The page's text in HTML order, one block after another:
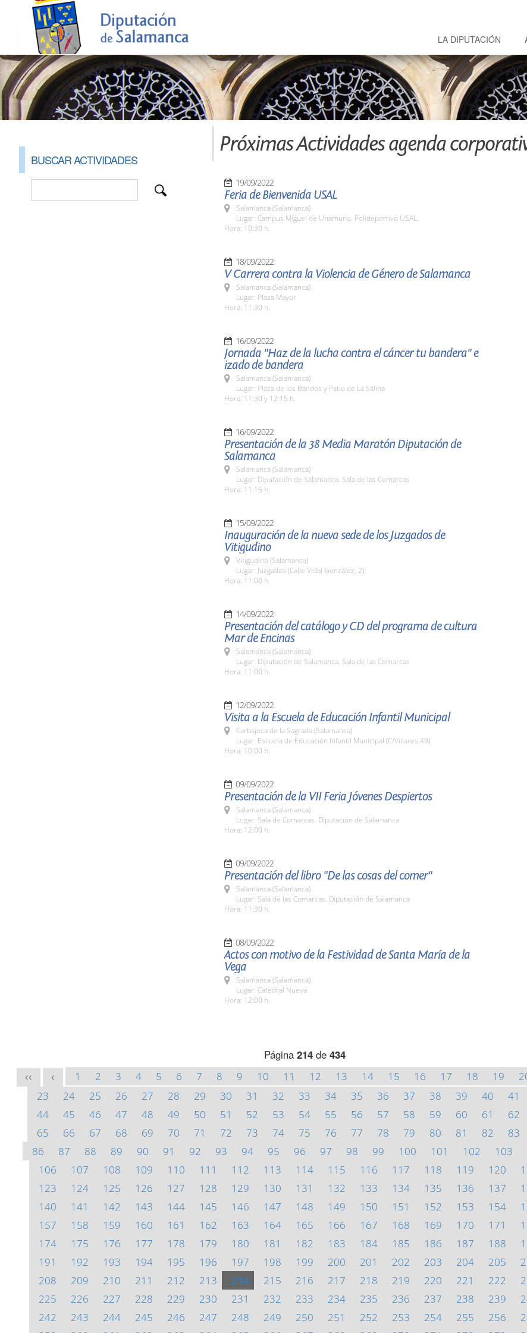
LA DIPUTACIÓN
BUSCAR ACTIVIDADES
Próximas Actividades agenda
19/09/2022
Feria de Bienvenida USAL
Salamanca (Salamanca)
Lugar: Campus Miguel de Unamuno. Polideportivo USAL
Hora: 10:30 h.
18/09/2022
V Carrera contra la Violencia de Género de Salamanca
Salamanca (Salamanca)
Lugar: Plaza Mayor
Hora: 11:30 h.
16/09/2022
Jornada "Haz de la lucha contra el cáncer tu bandera" e
izado de bandera
Salamanca (Salamanca)
Lugar: Plaza de los Bandos y Patio de La Salina
Hora: 11:30 y 12:15 h.
16/09/2022
Presentación de la 38 Media Maratón Diputación de
Salamanca
Salamanca (Salamanca)
Lugar: Diputación de Salamanca. Sala de las Comarcas
Hora: 11:15 h.
15/09/2022
Inauguración de la nueva sede de los Juzgados de
Vitigudino
Vitigudino (Salamanca)
Lugar: Juzgados (Calle Vidal González, 2)
Hora: 11:00 h.
14/09/2022
Presentación del catálogo y CD del programa de cultura
Mar de Encinas
Salamanca (Salamanca)
Lugar: Diputación de Salamanca. Sala de las Comarcas
Hora: 11:00 h.
12/09/2022
Visita a la Escuela de Educación Infantil Municipal
Carbajosa de la Sagrada (Salamanca)
Lugar: Escuela de Educación Infantil Municipal (C/Villares,49)
Hora: 10:00 h.
09/09/2022
Presentación de la VII Feria Jóvenes Despiertos
Salamanca (Salamanca)
Lugar: Sala de Comarcas. Diputación de Salamanca
Hora: 12:00 h.
09/09/2022
Presentación del libro "De las cosas del comer"
Salamanca (Salamanca)
Lugar: Sala de las Comarcas. Diputación de Salamanca
Hora: 11:30 h.
08/09/2022
Actos con motivo de la Festividad de Santa María de la
Vega
Salamanca (Salamanca)
Lugar: Catedral Nueva
Hora: 12:00 h.
Página 214de 434
<< < 1 2 3 4 5 6 7 8 9 10 11 12 13 14 15 16 17 18 19
23
24 25 26 27 28 29 30 31 32 33 34 35 36 37 38 39 40 41
44
45 46 47 48 49 50 51 52 53 54 55 56 57 58 59 60 61 62
65
66 67 68 69 70 71 72 73 74 75 76 77 78 79 80 81 82 83
86
87 88 89 90 91 92 93 94 95 96 97 98 99 100 101 102 103
106
107 108 109 110 111 112 113 114 115 116 117 118 119 120
123
124 125 126 127 128 129 130 131 132 133 134 135 136 137
140
141 142 143 144 145 146 147 148 149 150 151 152 153 154
157
158 159 160 161 162 163 164 165 166 167 168 169 170 171
174
175 176 177 178 179 180 181 182 183 184 185 186 187 188
191
192 193 194 195 196 197 198 199 200 201 202 203 204 205
208
209 210 211 212 213 214 215 216 217 218 219 220 221 222
225
226 227 228 229 230 231 232 233 234 235 236 237 238 239
242
243 244 245 246 247 248 249 250 251 252 253 254 255 256